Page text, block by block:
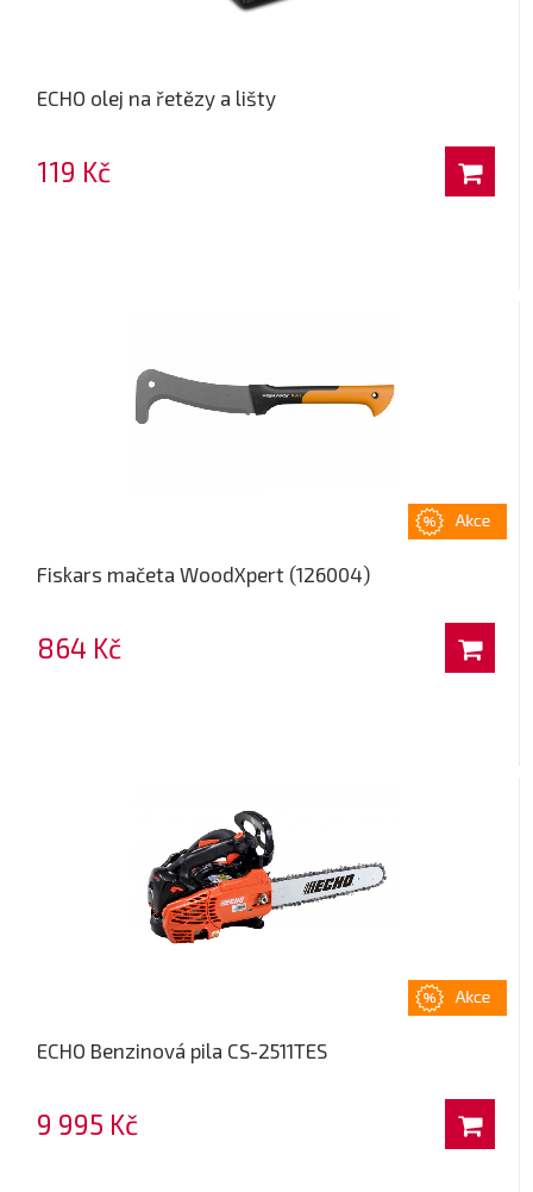
ECHO olej na řetězy a lišty
119 Kč
Fiskars mačeta WoodXpert (126004)
864 Kč
ECHO Benzinová pila CS-2511TES
9 995 Kč